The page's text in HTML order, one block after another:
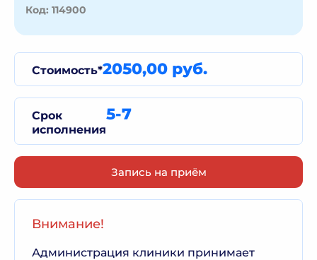
Код: 114900
Стоимость*2050,00 руб.
Срок
исполнения
5-7
Запись на приём
Внимание!
Администрация клиники принимает